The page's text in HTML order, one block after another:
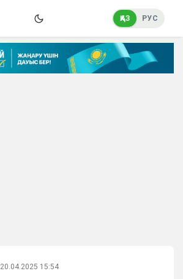
ҚАЗ РУС
20.04.2025 15:54